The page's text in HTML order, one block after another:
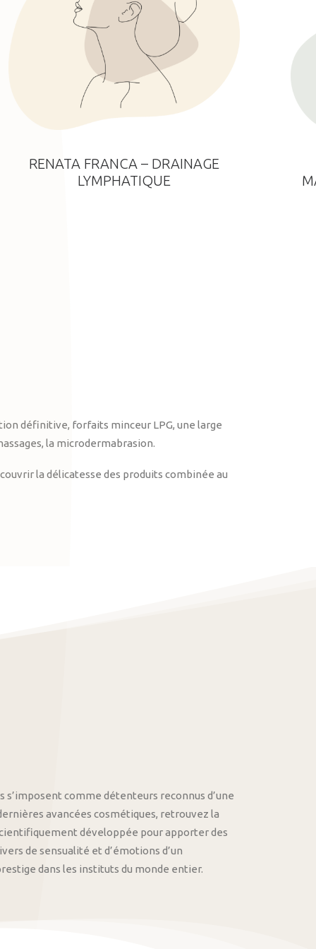
RENATA FRANCA – DRAINAGE
LYMPHATIQUE
définitive, forfaits minceur LPG, une large
la microdermabrasion.
la délicatesse des produits combinée au
s’imposent comme détenteurs reconnus d’une
avancées cosmétiques, retrouvez la
développée pour apporter des
de sensualité et d’émotions d’un
dans les instituts du monde entier.